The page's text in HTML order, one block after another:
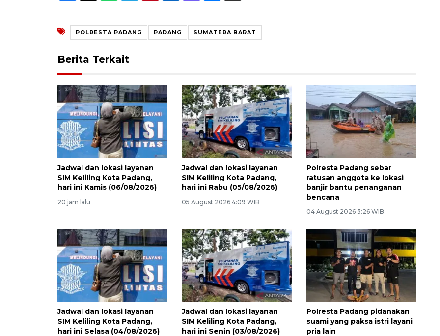
POLRESTA PADANG PADANG SUMATERA BARAT
Berita Terkait
Jadwal dan lokasi layanan
SIM Keliling Kota Padang,
hari ini Kamis (06/08/2026)
20 jam lalu
Jadwal dan lokasi layanan
SIM Keliling Kota Padang,
hari ini Rabu (05/08/2026)
05 August 2026 4:09 WIB
Polresta Padang sebar
ratusan anggota ke lokasi
banjir bantu penanganan
bencana
04 August 2026 3:26 WIB
Jadwal dan lokasi layanan
SIM Keliling Kota Padang,
hari ini Selasa (04/08/2026)
Jadwal dan lokasi layanan
SIM Keliling Kota Padang,
hari ini Senin (03/08/2026)
Polresta Padang pidanakan
suami yang paksa istri layani
pria lain